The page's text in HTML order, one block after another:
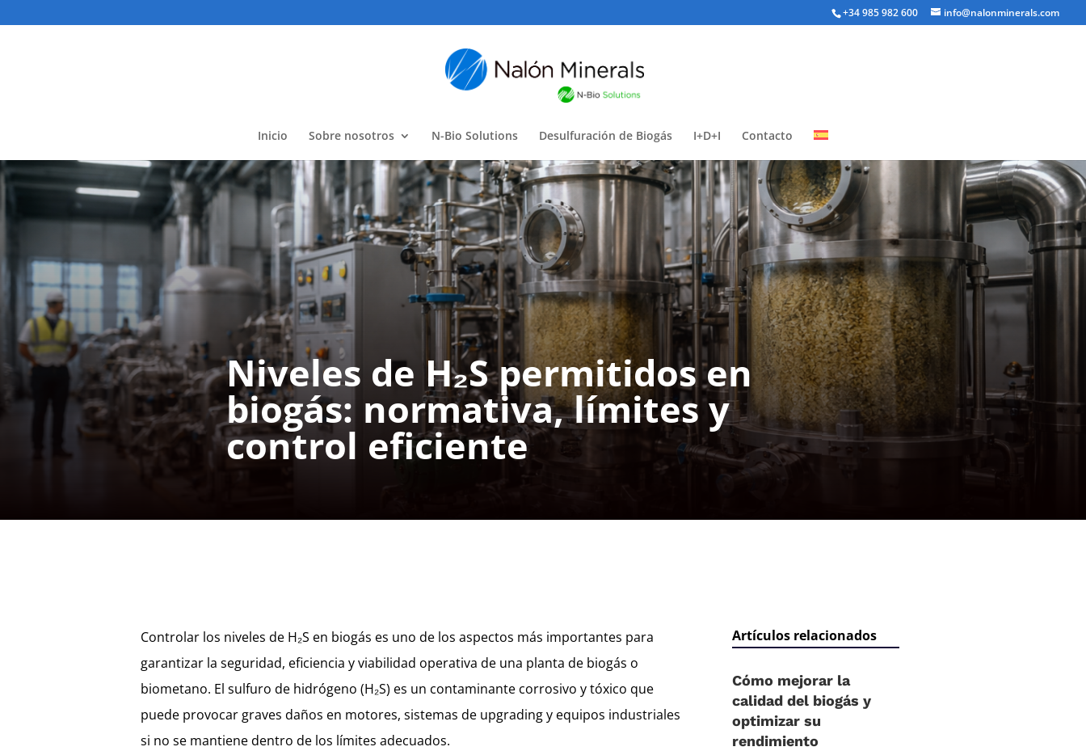
+34 985 982 600 info@nalonminerals.com
Inicio Sobre nosotros N-Bio Solutions Desulfuración de Biogás I+D+I Contacto
Niveles de H₂S permitidos en
biogás: normativa, límites y
control eficiente
Controlar los niveles de H₂S en biogás es uno de los aspectos más importantes para
garantizar la seguridad, eficiencia y viabilidad operativa de una planta de biogás o
biometano. El sulfuro de hidrógeno (H₂S) es un contaminante corrosivo y tóxico que
puede provocar graves daños en motores, sistemas de upgrading y equipos industriales
si no se mantiene dentro de los límites adecuados.
Artículos relacionados
Cómo mejorar la
calidad del biogás y
optimizar su
rendimiento